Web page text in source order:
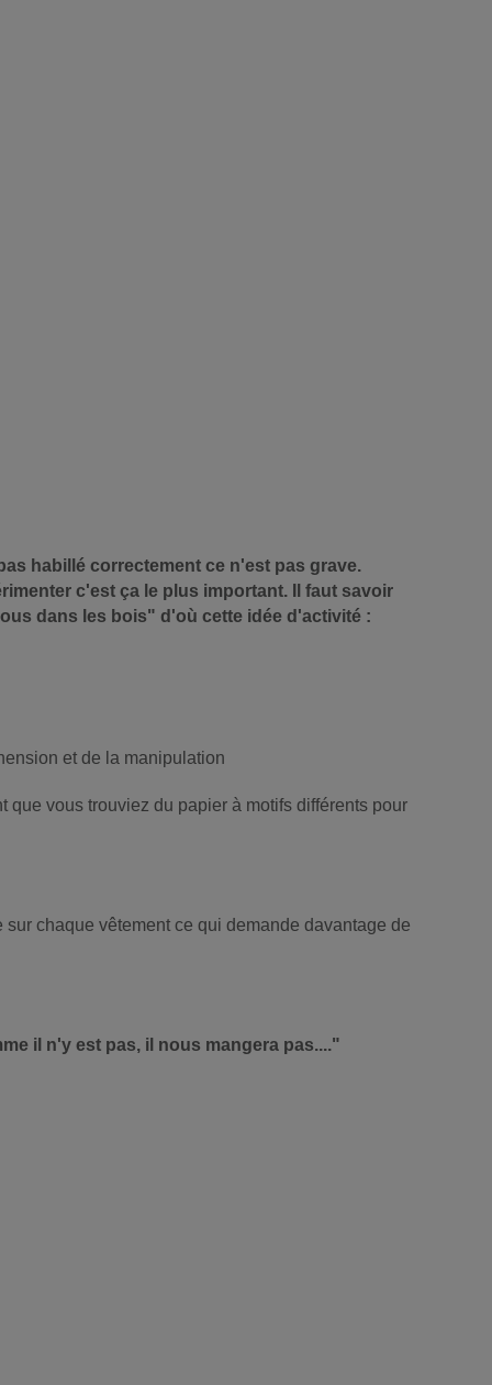
habillé correctement ce n'est pas grave.
c'est ça le plus important. Il faut savoir
dans les bois" d'où cette idée d'activité :
et de la manipulation
que vous trouviez du papier à motifs différents pour
chaque vêtement ce qui demande davantage de
il n'y est pas, il nous mangera pas...."